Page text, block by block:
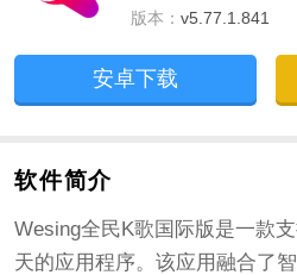
版本：v5.77.1.841
安卓下载
软件简介
Wesing全民K歌国际版是一款
天的应用程序。该应用融合了